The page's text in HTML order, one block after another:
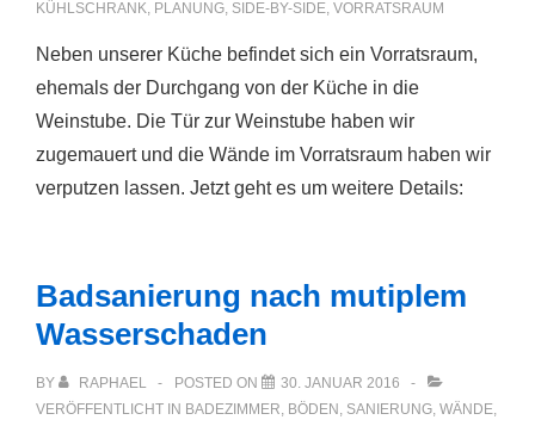
KÜHLSCHRANK, PLANUNG, SIDE-BY-SIDE, VORRATSRAUM
Neben unserer Küche befindet sich ein Vorratsraum,
ehemals der Durchgang von der Küche in die
Weinstube. Die Tür zur Weinstube haben wir
zugemauert und die Wände im Vorratsraum haben wir
verputzen lassen. Jetzt geht es um weitere Details:
Badsanierung nach mutiplem
Wasserschaden
BY RAPHAEL POSTED ON
30. JANUAR 2016
VERÖFFENTLICHT IN BADEZIMMER, BÖDEN , SANIERUNG, WÄNDE,